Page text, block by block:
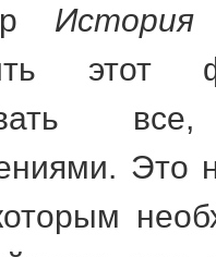
этот
Это